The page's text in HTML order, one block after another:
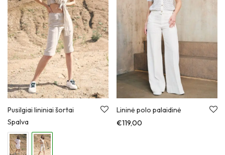
Pusilgiai lininiai šortai
Spalva
Lininė polo palaidinė
€119,00